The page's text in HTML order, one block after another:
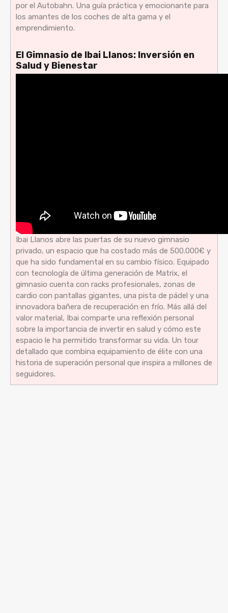
por el Autobahn. Una guía práctica y emocionante para
los amantes de los coches de alta gama y el
emprendimiento.
El Gimnasio de Ibai Llanos: Inversión en
Salud y Bienestar
Ibai Llanos abre las puertas de su nuevo gimnasio
privado, un espacio que ha costado más de 500.000€ y
que ha sido fundamental en su cambio físico. Equipado
con tecnología de última generación de Matrix, el
gimnasio cuenta con racks profesionales, zonas de
cardio con pantallas gigantes, una pista de pádel y una
innovadora bañera de recuperación en frío. Más allá del
valor material, Ibai comparte una reflexión personal
sobre la importancia de invertir en salud y cómo este
espacio le ha permitido transformar su vida. Un tour
detallado que combina equipamiento de élite con una
historia de superación personal que inspira a millones de
seguidores.